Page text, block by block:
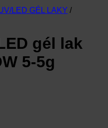
LED GÉL LAKY /
gél lak
5-5g